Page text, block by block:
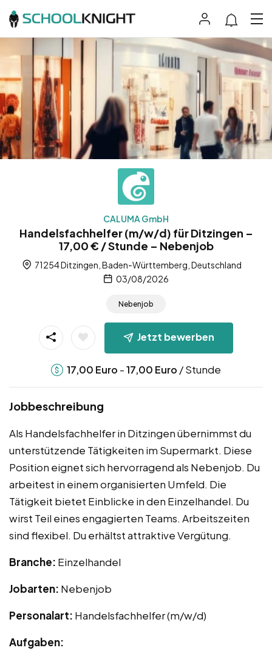
CALUMA GmbH
Handelsfachhelfer (m/w/d) für Ditzingen –
17,00 € / Stunde – Nebenjob
71254 Ditzingen, Baden-Württemberg, Deutschland
03/08/2026
Nebenjob
Jetzt bewerben
17,00 Euro -17,00 Euro / Stunde
Jobbeschreibung
Als Handelsfachhelfer in Ditzingen übernimmst du
unterstützende Tätigkeiten im Supermarkt. Diese
Position eignet sich hervorragend als Nebenjob. Du
arbeitest in einem organisierten Umfeld. Die
Tätigkeit bietet Einblicke in den Einzelhandel. Du
wirst Teil eines engagierten Teams. Arbeitszeiten
sind flexibel. Du erhältst attraktive Vergütung.
Branche: Einzelhandel
Jobarten: Nebenjob
Personalart: Handelsfachhelfer (m/w/d)
Aufgaben: